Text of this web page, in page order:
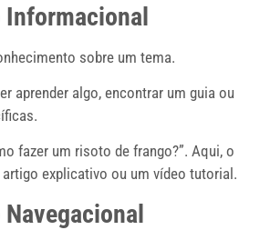
Informacional
sobre um tema.
aprender algo, encontrar um guia ou
fazer um risoto de frango?”. Aqui, o
explicativo ou um vídeo tutorial.